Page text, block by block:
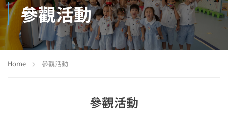
參觀活動
Home 參觀活動
參觀活動